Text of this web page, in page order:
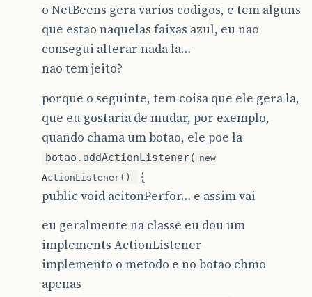
o NetBeens gera varios codigos, e tem alguns
que estao naquelas faixas azul, eu nao
consegui alterar nada la…
nao tem jeito?
porque o seguinte, tem coisa que ele gera la,
que eu gostaria de mudar, por exemplo,
quando chama um botao, ele poe la
botao.addActionListener( new
ActionListener()
{
public void acitonPerfor… e assim vai
eu geralmente na classe eu dou um
implements ActionListener
implemento o metodo e no botao chmo
apenas